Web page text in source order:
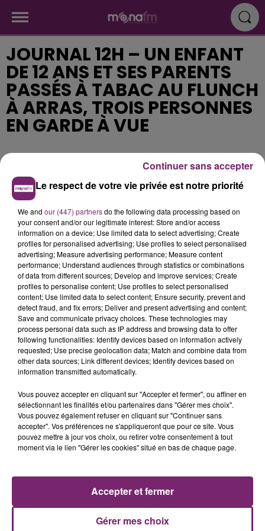
JOURNAL 12H – UN ENFANT
DE 12 ANS ET SES PARENTS
PASSÉS À TABAC AU FLUNCH
À ARRAS, TROIS PERSONNES
EN GARDE À VUE
ACTUS RADIO
PODCASTS
JEUX
PHOTOS PUBLICITÉ
Le respect de votre vie privée est notre priorité
We and our (447) partnersdo the following data processing based on
your consent and/or our legitimate interest: Store and/or access
information on a device; Use limited data to select advertising; Create
profiles for personalised advertising; Use profiles to select personalised
advertising; Measure advertising performance; Measure content
performance; Understand audiences through statistics or combinations
of data from different sources; Develop and improve services; Create
profiles to personalise content; Use profiles to select personalised
content; Use limited data to select content; Ensure security, prevent and
detect fraud, and fix errors; Deliver and present advertising and content;
Save and communicate privacy choices. These technologies may
process personal data such as IP address and browsing data to offer
following functionalities: Identify devices based on information actively
requested; Use precise geolocation data; Match and combine data from
other data sources; Link different devices; Identify devices based on
information transmitted automatically.
Vous pouvez accepter en cliquant sur "Accepter et fermer", ou affiner en
sélectionnant les finalités et/ou partenaires dans "Gérer mes choix".
Vous pouvez également refuser en cliquant sur "Continuer sans
accepter". Vos préférences ne s'appliqueront que pour ce site. Vous
pouvez mettre à jour vos choix, ou retirer votre consentement à tout
moment via le lien "Gérer les cookies" situé en bas de chaque page.
Gérer mes choix
Accepter et fermer
Continuer sans accepter